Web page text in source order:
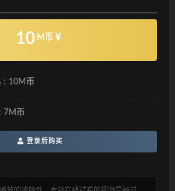
10 M币
: 10M币
7M币
登录后购买